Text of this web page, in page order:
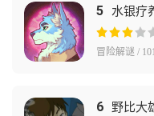
5 水银疗
冒险解谜 /
6 野比大